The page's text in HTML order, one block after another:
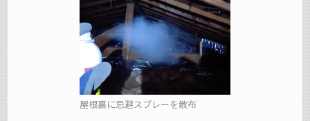
屋根裏に忌避スプレーを散布